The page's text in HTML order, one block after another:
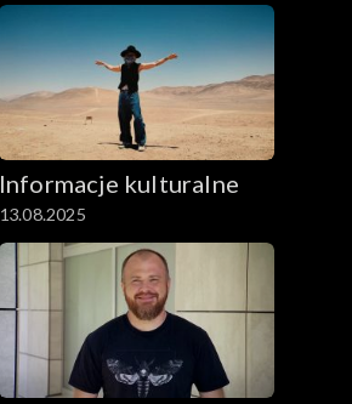
Informacje kulturalne
13.08.2025